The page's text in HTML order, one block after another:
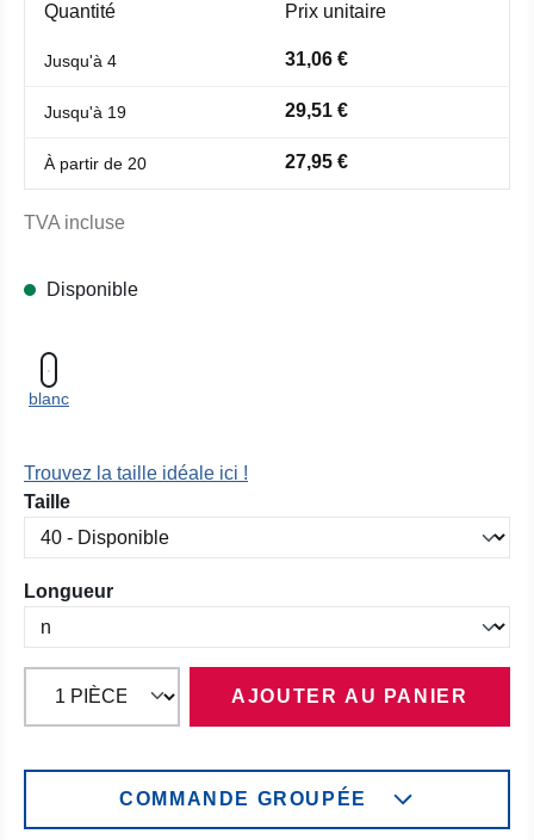
Quantité Prix unitaire
Jusqu'à 4 31,06 €
Jusqu'à 19 29,51 €
À partir de 20 27,95 €
TVA incluse
Disponible
blanc
Trouvez la taille idéale ici !
Sélectionnez
Taille
Sélectionnez
Longueur
AJOUTER AU PANIER
COMMANDE GROUPÉE